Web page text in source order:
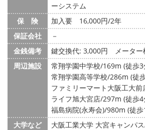
ーシステム
保 険
加入要 16,000円/2年
保証会社
－
金銭備考
鍵交換代: 3,000円
メータ
周辺施設
常翔学園中学校/169m (徒歩3
常翔学園高等学校/286m (徒
ファミリーマート大阪工大
ライフ旭大宮店/297m (徒歩4
福島病院(永寿会)/980m (徒
大学など
大阪工業大学 大宮キャンパ